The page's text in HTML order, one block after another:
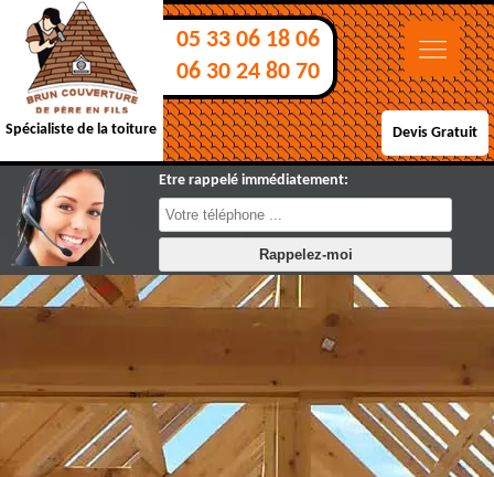
Spécialiste de la toiture
05 33 06 18 06
06 30 24 80 70
Devis Gratuit
Etre rappelé immédiatement: